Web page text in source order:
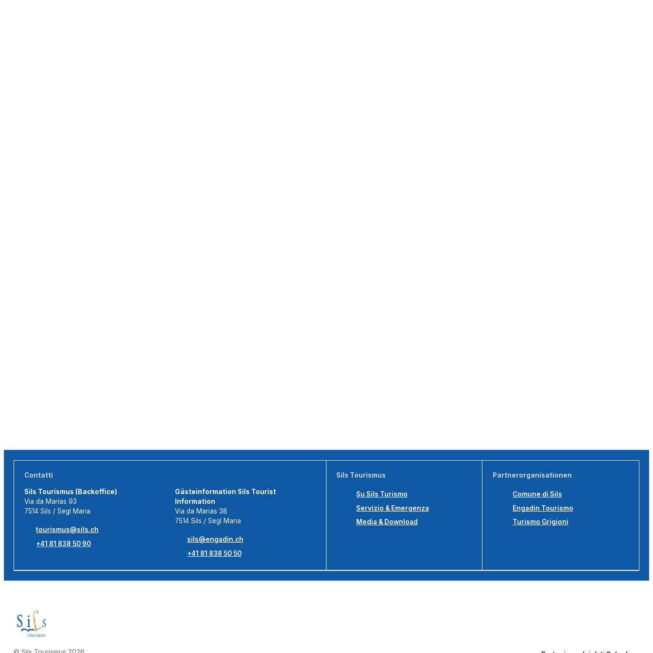
Contatti
Sils Tourismus (Backoffice)
Via da Marias 93
7514 Sils / Segl Maria
tourismus@sils.ch
+41 81 838 50 90
Gästeinformation Sils Tourist
Information
Via da Marias 38
7514 Sils / Segl Maria
sils@engadin.ch
+41 81 838 50 50
Sils Tourismus
Su Sils Turismo
Servizio & Emergenza
Media & Download
Partnerorganisationen
Comune di Sils
Engadin Tourismo
Turismo Grigioni